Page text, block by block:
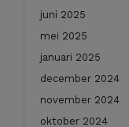
juni 2025
mei 2025
januari 2025
december 2024
november 2024
oktober 2024